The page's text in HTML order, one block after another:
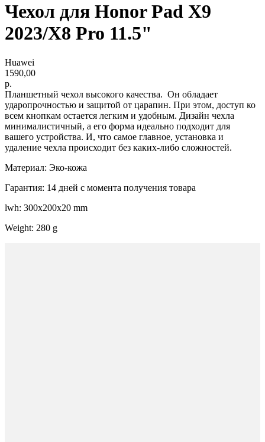
Чехол для Honor Pad X9
2023/X8 Pro 11.5"
Huawei
1590,00
р.
Планшетный чехол высокого качества. Он обладает
ударопрочностью и защитой от царапин. При этом, доступ ко
всем кнопкам остается легким и удобным. Дизайн чехла
минималистичный, а его форма идеально подходит для
вашего устройства. И, что самое главное, установка и
удаление чехла происходит без каких-либо сложностей.
Материал: Эко-кожа
Гарантия: 14 дней с момента получения товара
lwh: 300x200x20 mm
Weight: 280 g